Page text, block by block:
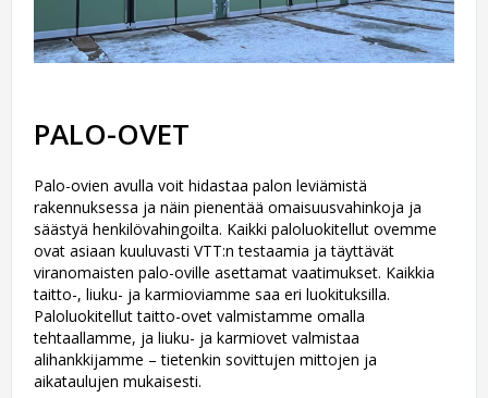
PALO-OVET
Palo-ovien avulla voit hidastaa palon leviämistä
rakennuksessa ja näin pienentää omaisuusvahinkoja ja
säästyä henkilövahingoilta. Kaikki paloluokitellut ovemme
ovat asiaan kuuluvasti VTT:n testaamia ja täyttävät
viranomaisten palo-oville asettamat vaatimukset. Kaikkia
taitto-, liuku- ja karmioviamme saa eri luokituksilla.
Paloluokitellut taitto-ovet valmistamme omalla
tehtaallamme, ja liuku- ja karmiovet valmistaa
alihankkijamme – tietenkin sovittujen mittojen ja
aikataulujen mukaisesti.